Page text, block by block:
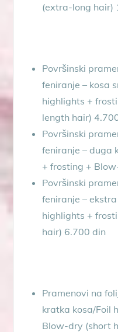
(extra-long hair)
Površinski
feniranje – kosa
highlights +
length hair)
Površinski
feniranje – duga
+ frosting +
Površinski
feniranje –
highlights +
hair) 6.700 din
Pramenovi na
kratka kosa/Foil
Blow-dry (short